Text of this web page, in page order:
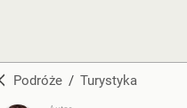
Podróże / Turystyka